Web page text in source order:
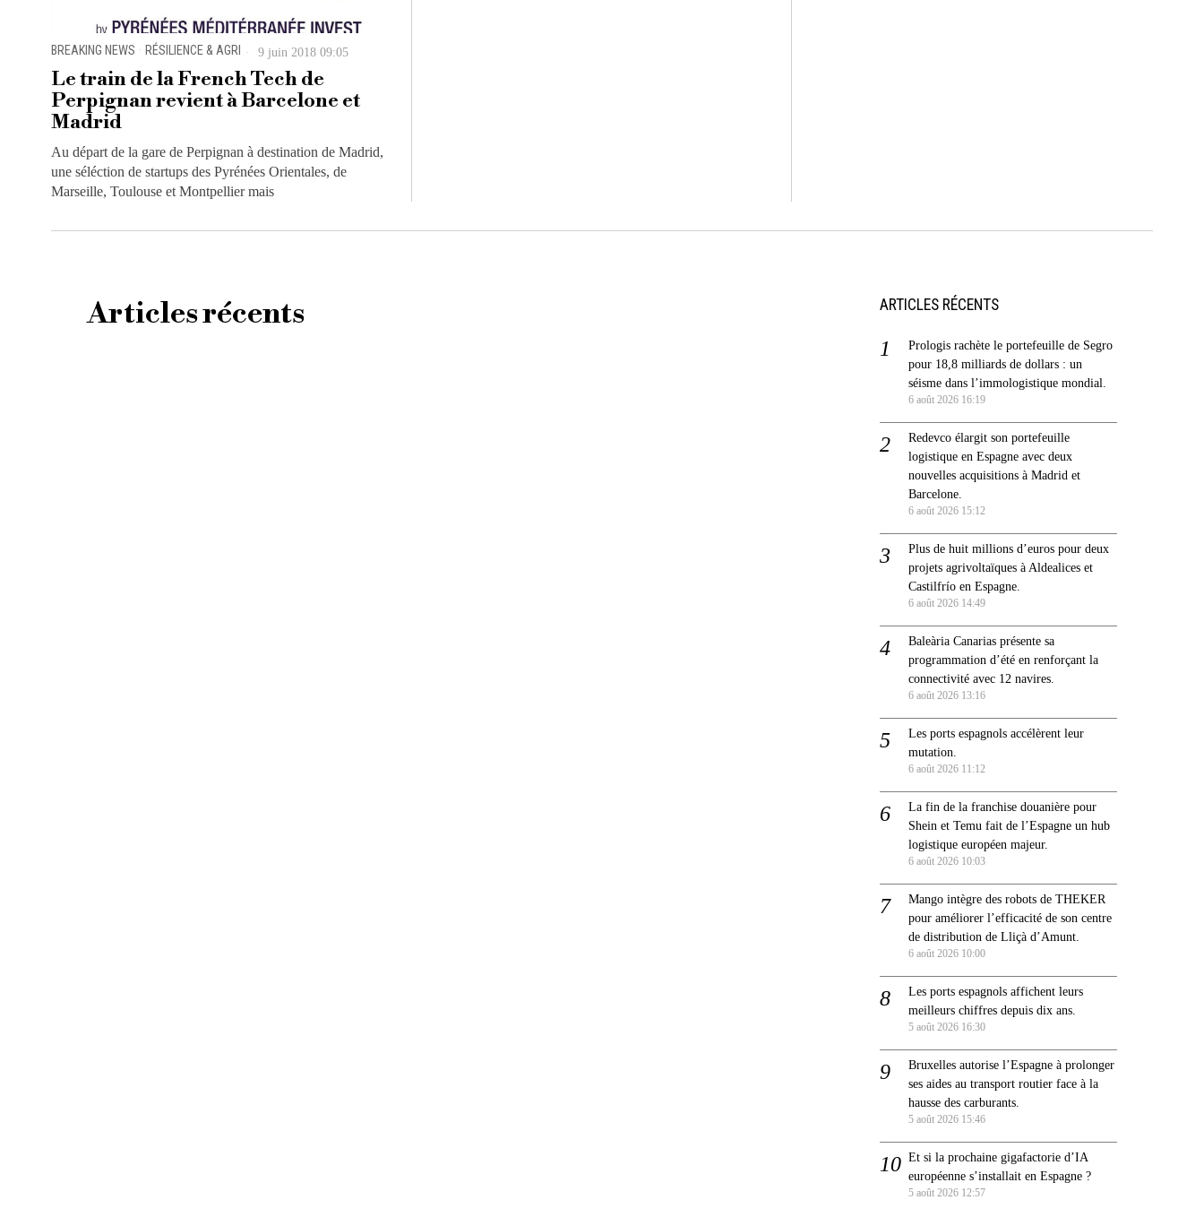
BREAKING NEWS · RÉSILIENCE & AGRI 9 juin 2018 09:05
Le train de la French Tech de
Perpignan revient à Barcelone et
Madrid
Au départ de la gare de Perpignan à destination de Madrid,
une séléction de startups des Pyrénées Orientales, de
Marseille, Toulouse et Montpellier mais
Articles récents ARTICLES RÉCENTS
Prologis rachète le portefeuille de Segro
pour 18,8 milliards de dollars : un
séisme dans l’immologistique mondial.
6 août 2026 16:19
Redevco élargit son portefeuille
logistique en Espagne avec deux
nouvelles acquisitions à Madrid et
Barcelone.
6 août 2026 15:12
Plus de huit millions d’euros pour deux
projets agrivoltaïques à Aldealices et
Castilfrío en Espagne.
6 août 2026 14:49
Baleària Canarias présente sa
programmation d’été en renforçant la
connectivité avec 12 navires.
6 août 2026 13:16
Les ports espagnols accélèrent leur
mutation.
6 août 2026 11:12
La fin de la franchise douanière pour
Shein et Temu fait de l’Espagne un hub
logistique européen majeur.
6 août 2026 10:03
Mango intègre des robots de THEKER
pour améliorer l’efficacité de son centre
de distribution de Lliçà d’Amunt.
6 août 2026 10:00
Les ports espagnols affichent leurs
meilleurs chiffres depuis dix ans.
5 août 2026 16:30
Bruxelles autorise l’Espagne à prolonger
ses aides au transport routier face à la
hausse des carburants.
5 août 2026 15:46
Et si la prochaine gigafactorie d’IA
européenne s’installait en Espagne ?
5 août 2026 12:57